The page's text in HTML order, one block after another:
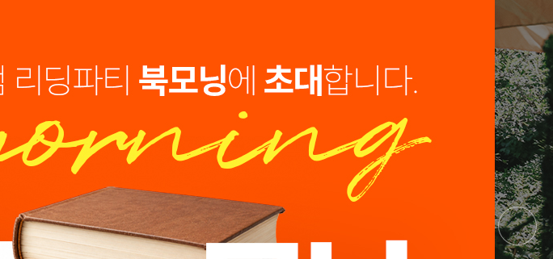
건강명상법 스테이
2026.10.09(금) ~ 10.10(토)